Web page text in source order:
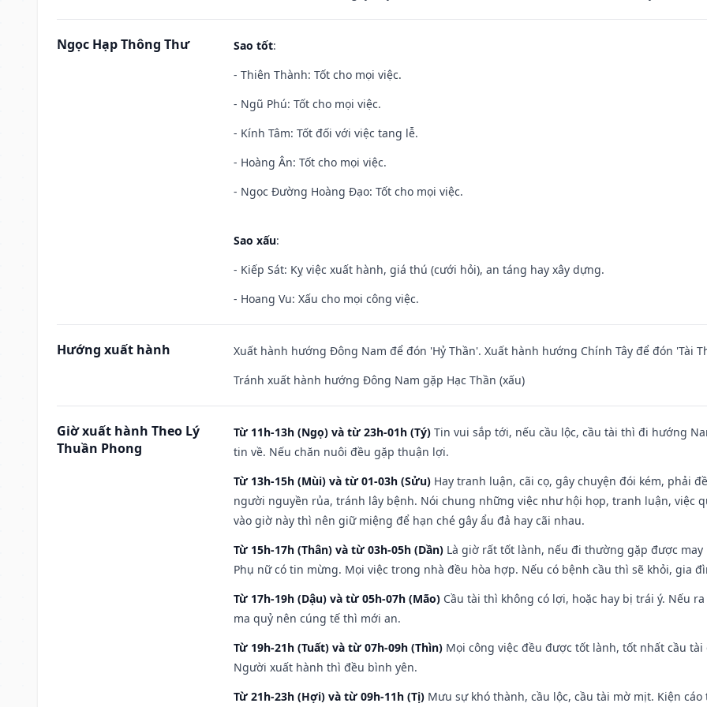
Ngọc Hạp Thông Thư Sao tốt:
- Thiên Thành: Tốt cho mọi việc.
- Ngũ Phú: Tốt cho mọi việc.
- Kính Tâm: Tốt đối với việc tang lễ.
- Hoàng Ân: Tốt cho mọi việc.
- Ngọc Đường Hoàng Đạo: Tốt cho mọi việc.
Sao xấu:
- Kiếp Sát: Kỵ việc xuất hành, giá thú (cưới hỏi), an táng hay xây dựng.
- Hoang Vu: Xấu cho mọi công việc.
Hướng xuất hành
Xuất hành hướng Đông Nam để đón 'Hỷ Thần'. Xuất hành hướng Chính Tây để đón 'Tài
Tránh xuất hành hướng Đông Nam gặp Hạc Thần (xấu)
Giờ xuất hành Theo Lý
Thuần Phong
Từ 11h-13h (Ngọ) và từ 23h-01h (Tý) Tin vui sắp tới, nếu cầu lộc, cầu tài thì đi hướng
tin về. Nếu chăn nuôi đều gặp thuận lợi.
Từ 13h-15h (Mùi) và từ 01-03h (Sửu) Hay tranh luận, cãi cọ, gây chuyện đói kém, phải
người nguyền rủa, tránh lây bệnh. Nói chung những việc như hội họp, tranh luận, việc
vào giờ này thì nên giữ miệng để hạn ché gây ẩu đả hay cãi nhau.
Từ 15h-17h (Thân) và từ 03h-05h (Dần) Là giờ rất tốt lành, nếu đi thường gặp được
Phụ nữ có tin mừng. Mọi việc trong nhà đều hòa hợp. Nếu có bệnh cầu thì sẽ khỏi, gia
Từ 17h-19h (Dậu) và từ 05h-07h (Mão) Cầu tài thì không có lợi, hoặc hay bị trái ý. Nếu
ma quỷ nên cúng tế thì mới an.
Từ 19h-21h (Tuất) và từ 07h-09h (Thìn) Mọi công việc đều được tốt lành, tốt nhất cầu
Người xuất hành thì đều bình yên.
Từ 21h-23h (Hợi) và từ 09h-11h (Tị) Mưu sự khó thành, cầu lộc, cầu tài mờ mịt. Kiện